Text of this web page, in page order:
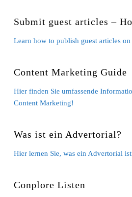
Submit guest articles –
Learn how to publish guest articles
Content Marketing Guide
Hier finden Sie umfassende
Content Marketing!
Was ist ein Advertorial?
Hier lernen Sie, was ein Advertorial
Conplore Listen